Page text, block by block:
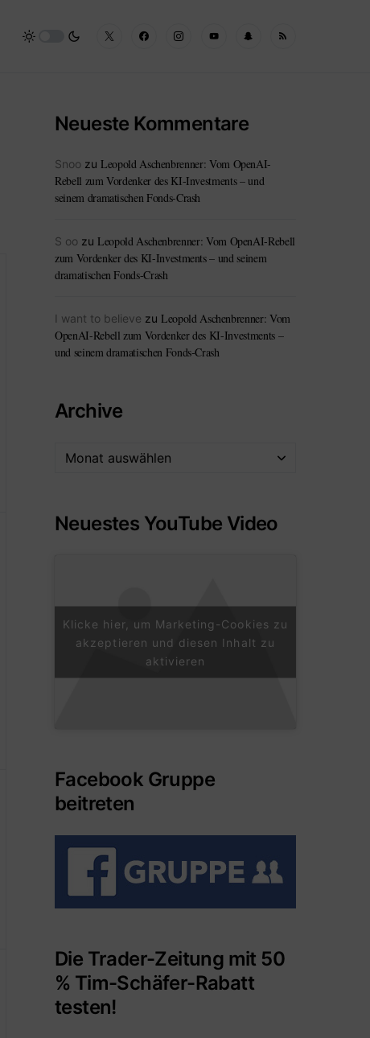
Neueste Kommentare
Snoo zu Leopold Aschenbrenner: Vom OpenAI-
Rebell zum Vordenker des KI-Investments – und
seinem dramatischen Fonds-Crash
S oo zu Leopold Aschenbrenner: Vom OpenAI-Rebell
zum Vordenker des KI-Investments – und seinem
dramatischen Fonds-Crash
I want to believe zu Leopold Aschenbrenner: Vom
OpenAI-Rebell zum Vordenker des KI-Investments –
und seinem dramatischen Fonds-Crash
Archive
Neuestes YouTube Video
Klicke hier, um Marketing-Cookies zu
akzeptieren und diesen Inhalt zu
aktivieren
Facebook Gruppe
beitreten
Die Trader-Zeitung mit 50
% Tim-Schäfer-Rabatt
testen!